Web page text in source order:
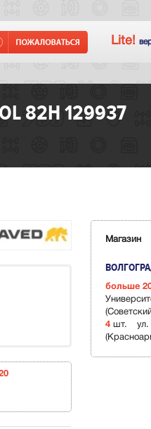
Lite!
82H 129937
20
Магазин
больше
4шт.
ул.